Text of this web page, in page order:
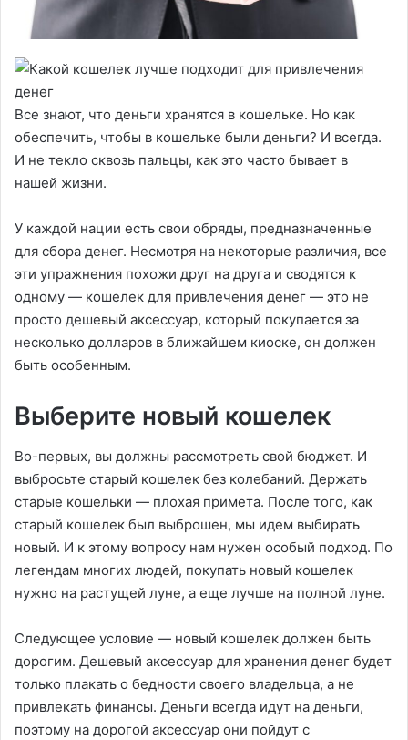
Все знают, что деньги хранятся в кошельке. Но как
обеспечить, чтобы в кошельке были деньги? И всегда.
И не текло сквозь пальцы, как это часто бывает в
нашей жизни.
У каждой нации есть свои обряды, предназначенные
для сбора денег. Несмотря на некоторые различия, все
эти упражнения похожи друг на друга и сводятся к
одному — кошелек для привлечения денег — это не
просто дешевый аксессуар, который покупается за
несколько долларов в ближайшем киоске, он должен
быть особенным.
Выберите новый кошелек
Во-первых, вы должны рассмотреть свой бюджет. И
выбросьте старый кошелек без колебаний. Держать
старые кошельки — плохая примета. После того, как
старый кошелек был выброшен, мы идем выбирать
новый. И к этому вопросу нам нужен особый подход. По
легендам многих людей, покупать новый кошелек
нужно на растущей луне, а еще лучше на полной луне.
Следующее условие — новый кошелек должен быть
дорогим. Дешевый аксессуар для хранения денег будет
только плакать о бедности своего владельца, а не
привлекать финансы. Деньги всегда идут на деньги,
поэтому на дорогой аксессуар они пойдут с